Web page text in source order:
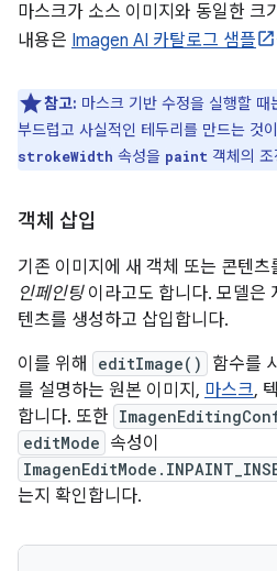
마스크가 소스 이미지와 동일한 크
내용은 Imagen AI 카탈로그 샘플
참고: 마스크 기반 수정을 실행할
부드럽고 사실적인 테두리를 만드는 것
strokeWidth 속성을 paint 객체의
객체 삽입
기존 이미지에 새 객체 또는 콘텐
인페인팅이라고도 합니다. 모델은
텐츠를 생성하고 삽입합니다.
이를 위해
editImage()
함수를
를 설명하는 원본 이미지, 마스크,
합니다. 또한
editMode 속성이
는지 확인합니다.